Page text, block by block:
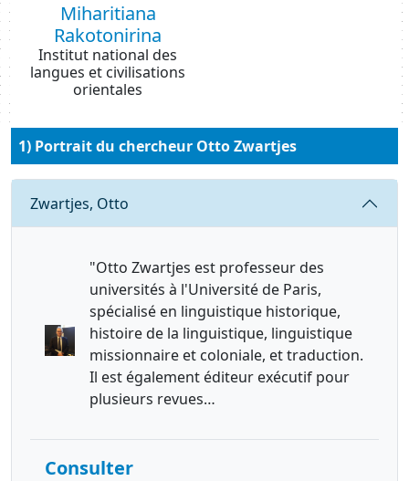
Miharitiana
Rakotonirina
Institut national des
langues et civilisations
orientales
1) Portrait du chercheur Otto Zwartjes
Requête
Zwartjes, Otto
"Otto Zwartjes est professeur des
universités à l'Université de Paris,
spécialisé en linguistique historique,
histoire de la linguistique, linguistique
missionnaire et coloniale, et traduction.
Il est également éditeur exécutif pour
plusieurs revues…
Consulter